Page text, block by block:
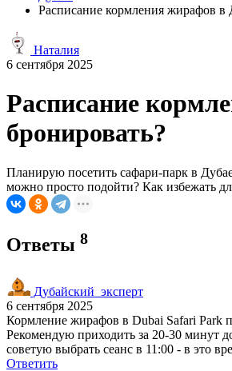
Расписание кормления жирафов в
Наталия
6 сентября 2025
Расписание
бронировать?
Планирую посетить сафари-парк в
можно просто подойти? Как избежать
Ответы 8
Дубайский_эксперт
6 сентября 2025
Кормление жирафов в Dubai Safari Park
Рекомендую приходить за 20-30 минут
советую выбрать сеанс в 11:00 - в это
Ответить